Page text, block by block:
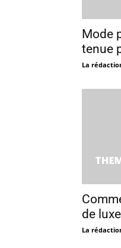
Mode
tenue
La
de
La